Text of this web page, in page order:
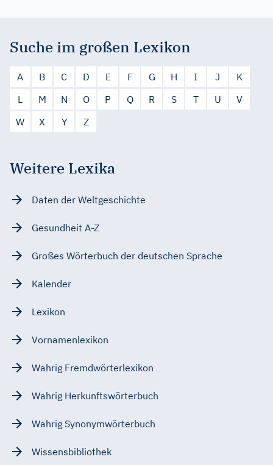
Suche im großen Lexikon
A B C D E F G H I J
K
L
M N O P Q R S T U
V
W
X Y Z
Weitere Lexika
Daten der Weltgeschichte
Gesundheit A-Z
Großes Wörterbuch der deutschen Sprache
Kalender
Lexikon
Vornamenlexikon
Wahrig Fremdwörterlexikon
Wahrig Herkunftswörterbuch
Wahrig Synonymwörterbuch
Wissensbibliothek